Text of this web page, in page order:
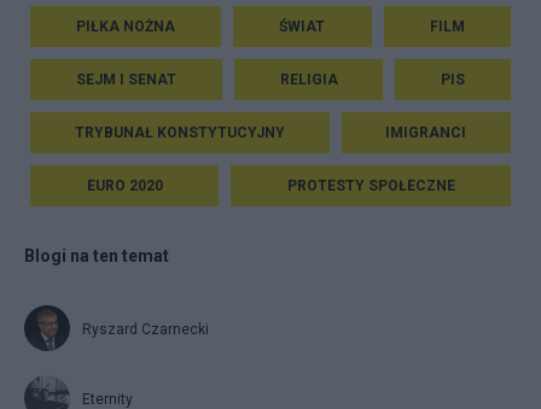
PIŁKA NOŻNA ŚWIAT FILM
SEJM I SENAT RELIGIA PIS
TRYBUNAŁ KONSTYTUCYJNY IMIGRANCI
EURO 2020 PROTESTY SPOŁECZNE
Blogi na ten temat
Ryszard Czarnecki
Eternity